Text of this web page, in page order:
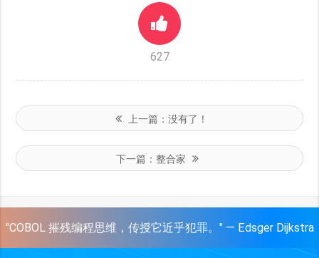
627
上一篇： 没有了！
下一篇：整合家
"COBOL 摧残编程思维，传授它近乎犯罪。" — Edsger Dijkstra